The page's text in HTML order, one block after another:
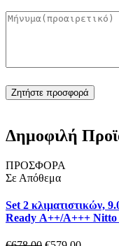
Δημοφιλή
ΠΡΟΣΦΟΡΑ
Σε Απόθεμα
Set 2 κλιματιστικών,
Ready Α++/Α+++